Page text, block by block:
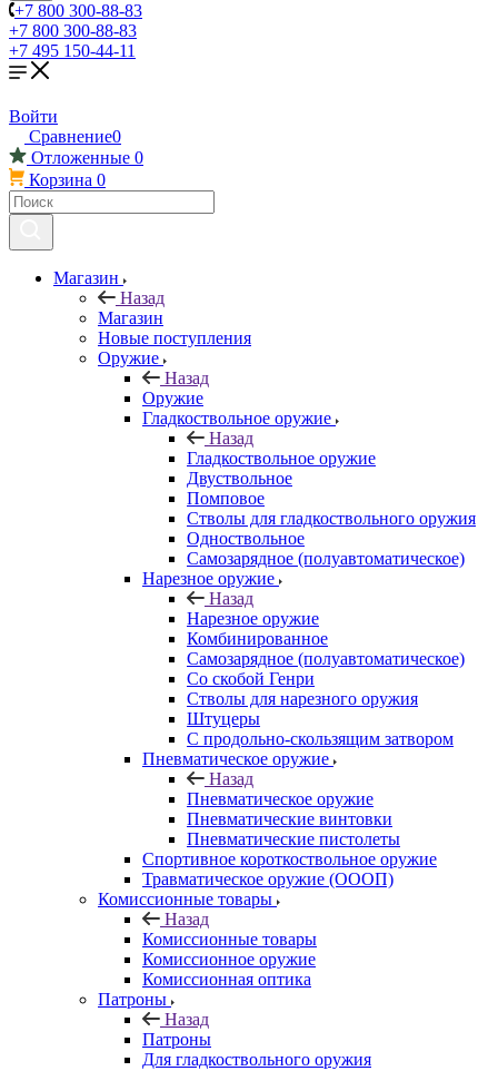
+7 800 300-88-83
+7 800 300-88-83
+7 495 150-44-11
Войти
Сравнение0
Отложенные 0
Корзина 0
Магазин
Назад
Магазин
Новые поступления
Оружие
Назад
Оружие
Гладкоствольное оружие
Назад
Гладкоствольное оружие
Двуствольное
Помповое
Стволы для гладкоствольного оружия
Одноствольное
Самозарядное (полуавтоматическое)
Нарезное оружие
Назад
Нарезное оружие
Комбинированное
Самозарядное (полуавтоматическое)
Со скобой Генри
Стволы для нарезного оружия
Штуцеры
С продольно-скользящим затвором
Пневматическое оружие
Назад
Пневматическое оружие
Пневматические винтовки
Пневматические пистолеты
Спортивное короткоствольное оружие
Травматическое оружие (ОООП)
Комиссионные товары
Назад
Комиссионные товары
Комиссионное оружие
Комиссионная оптика
Патроны
Назад
Патроны
Для гладкоствольного оружия